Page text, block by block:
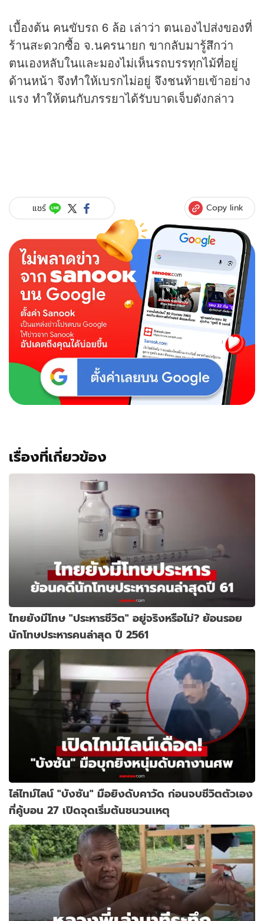
เบื้องต้น คนขับรถ 6 ล้อ เล่าว่า ตนเองไปส่งของที่
ร้านสะดวกซื้อ จ.นครนายก ขากลับมารู้สึกว่า
ตนเองหลับในและมองไม่เห็นรถบรรทุกไม้ที่อยู่
ด้านหน้า จึงทำให้เบรกไม่อยู่ จึงชนท้ายเข้าอย่าง
แรง ทำให้ตนกับภรรยาได้รับบาดเจ็บดังกล่าว
แชร์ Copy link
เรื่องที่เกี่ยวข้อง
ไทยยังมีโทษ "ประหารชีวิต" อยู่จริงหรือไม่? ย้อนรอย
นักโทษประหารคนล่าสุด ปี 2561
ไล่ไทม์ไลน์ "บังซัน" มือยิงดับคาวัด ก่อนจบชีวิตตัวเอง
ที่คู้บอน 27 เปิดจุดเริ่มต้นชนวนเหตุ